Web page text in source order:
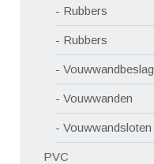
Rubbers
Rubbers
Vouwwandbeslag
Vouwwanden
Vouwwandsloten
PVC